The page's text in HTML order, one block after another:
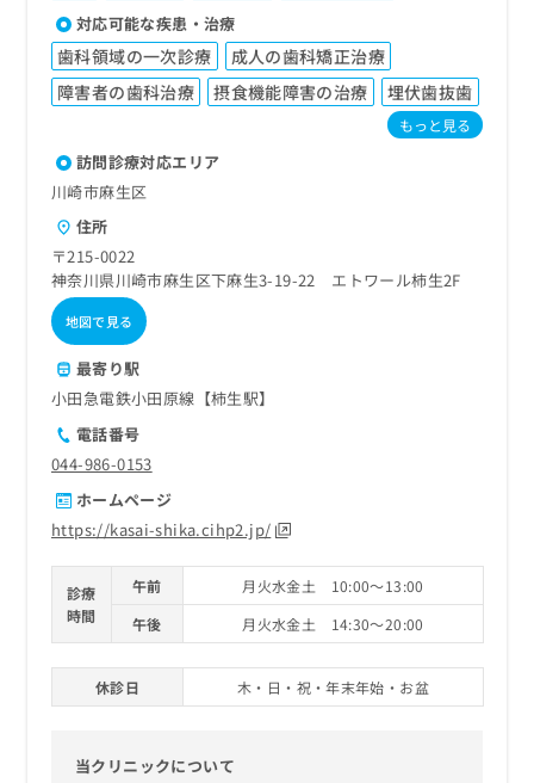
対応可能な疾患・治療
歯科領域の一次診療
成人の歯科矯正治療
障害者の歯科治療
摂食機能障害の治療 埋伏歯抜歯
もっと見る
訪問診療対応エリア
川崎市麻生区
住所
〒215-0022
神奈川県川崎市麻生区下麻生3-19-22 エトワール柿生2F
地図で見る
最寄り駅
小田急電鉄小田原線【柿生駅】
電話番号
044-986-0153
ホームページ
https://kasai-shika.cihp2.jp/
診療
時間
午前
月火水金土 10:00～13:00
午後
月火水金土 14:30～20:00
休診日 木・日・祝・年末年始・お盆
当クリニックについて